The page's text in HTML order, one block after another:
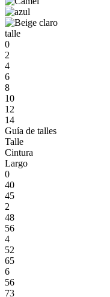
talle
0
2
4
6
8
10
12
14
Guía de talles
Talle
Cintura
Largo
0
40
45
2
48
56
4
52
65
6
56
73